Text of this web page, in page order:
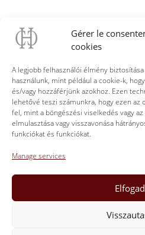
Gérer le
cookies
A legjobb felhasználói élmény
használunk, mint például a cookie-k,
és/vagy hozzáférjünk azokhoz. Ezen
lehetővé teszi számunkra, hogy ezen az
fel, mint a böngészési viselkedés vagy
elmulasztása vagy visszavonása
funkciókat és funkciókat.
Manage services
A Château Cassagne Haut-
Montaigne, a bor szeretete
Virágzó vad orchideák a
Canonban
Le Panorama” kóstolóterasz
Haut-Canon
Hamarosan megnyílik a Club
Château Cassagne a W’IN
22.